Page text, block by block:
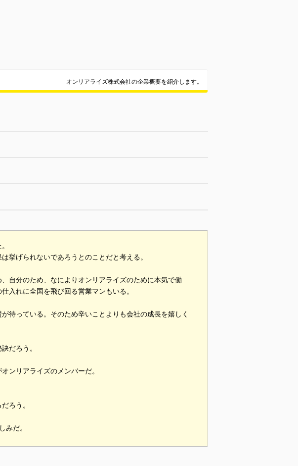
オンリアライズ株式会社の企業概要を紹介します。
挙げられないであろうとのことだと考える。
自分のため、なによりオンリアライズのために本気で働
入れに全国を飛び回る営業マンもいる。
待っている。そのため辛いことよりも会社の成長を嬉しく
だろう。
ンリアライズのメンバーだ。
ろう。
みだ。